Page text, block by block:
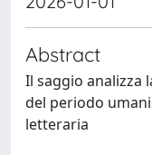
Abstract
Il saggio analizza
del periodo
letteraria